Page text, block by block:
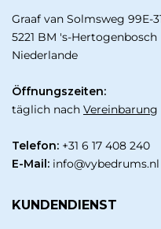
Graaf van Solmsweg 99E-
5221 BM 's-Hertogenbosch
Niederlande
Öffnungszeiten:
täglich nach Vereinbarung
Telefon: +31 6 17 408 240
E-Mail: info@vybedrums.nl
KUNDENDIENST